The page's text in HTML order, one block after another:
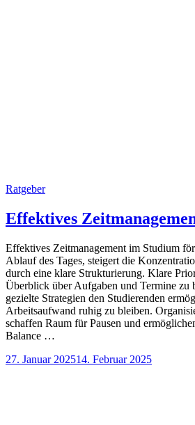
Ratgeber
Effektives
Effektives Zeitmanagement im Studium
Ablauf des Tages, steigert die
durch eine klare Strukturierung. Klare
Überblick über Aufgaben und Termine zu
gezielte Strategien den Studierenden
Arbeitsaufwand ruhig zu bleiben.
schaffen Raum für Pausen und
Balance …
27. Januar 202514. Februar 2025